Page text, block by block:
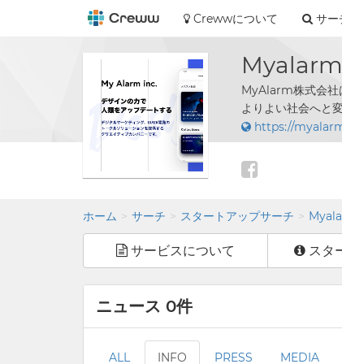
Crewwについて サー
Myalarm
MyAlarm株式会社
よりよい社会へと
https://
ホーム サーチ スタートアップサーチ
サービスについて スタ
ニュース 0件
ALL INFO PRESS MEDIA